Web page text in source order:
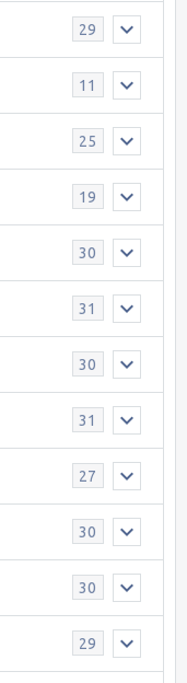
29
11
25
19
30
31
30
31
27
30
30
29